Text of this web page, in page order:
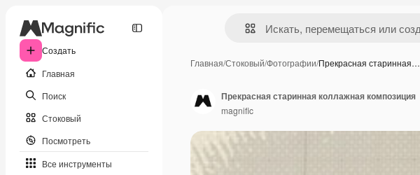
Создать
Главная
Поиск
Стоковый
Посмотреть
Все инструменты
Главная/Стоковый/Фотографии/Прекрасная старинная…
Прекрасная старинная коллажная композиция
magnific